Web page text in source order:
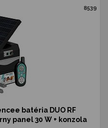
8539
batéria DUO RF
panel 30 W + konzola